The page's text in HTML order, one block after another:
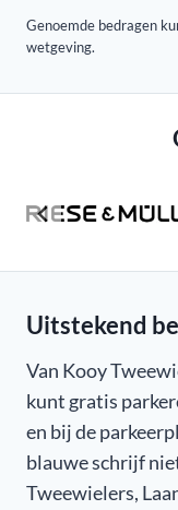
Genoemde bedragen
wetgeving.
Uitstekend
Van Kooy
kunt gratis
en bij de
blauwe schrijf
Tweewielers,